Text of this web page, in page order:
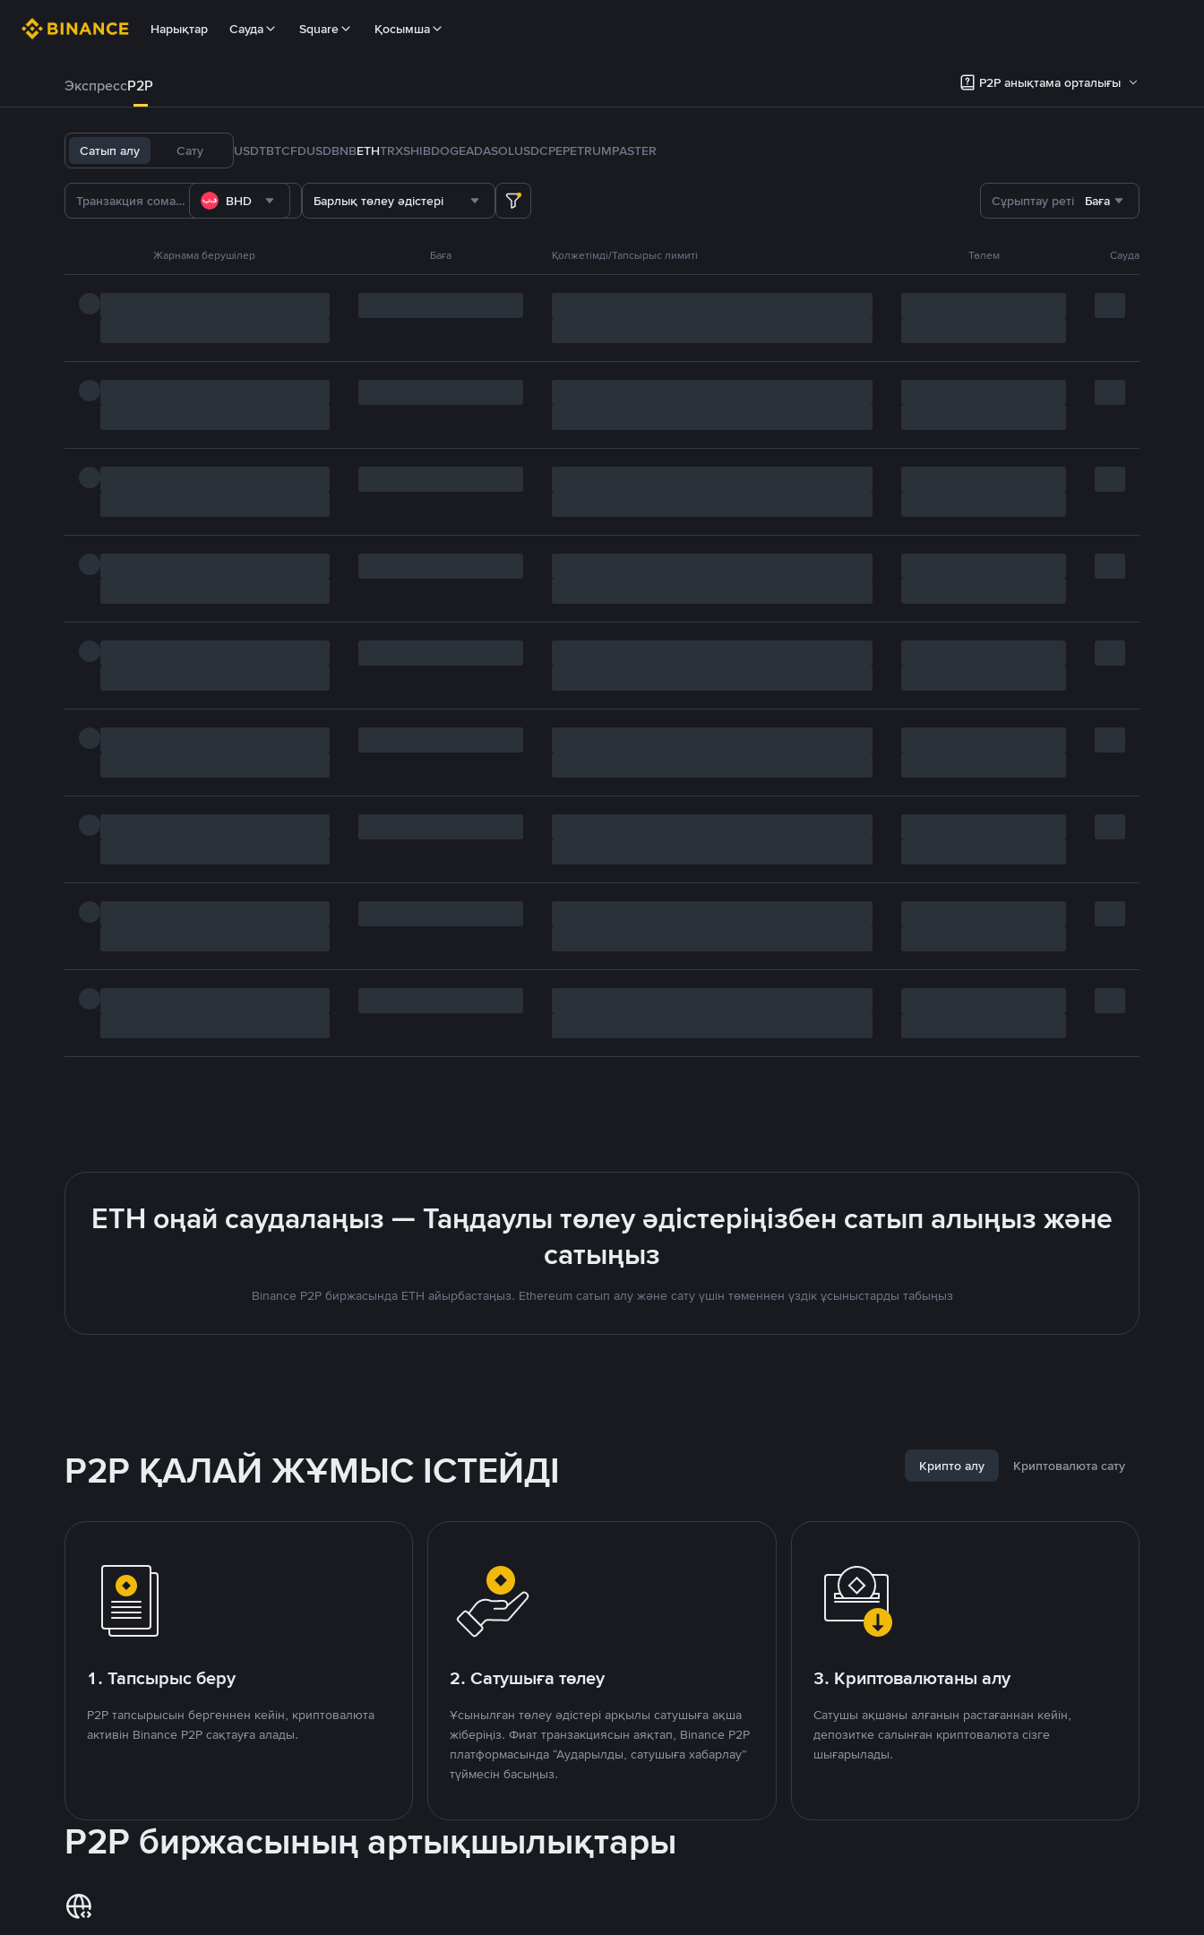
Нарықтар Сауда Square Қосымша
ЭкспрессP2P P2P анықтама орталығы
Сатып алу Сату USDTBTCFDUSDBNBETHTRXSHIBDOGEADASOLUSDCPEPETRUMPASTER
BHD Барлық төлеу әдістері Сұрыптау реті Баға
Жарнама берушілер Баға Қолжетімді/Тапсырыс лимиті Төлем Сауда
ETH оңай саудалаңыз — Таңдаулы төлеу әдістеріңізбен сатып алыңыз және
сатыңыз
Binance P2P биржасында ETH айырбастаңыз. Ethereum сатып алу және сату үшін төменнен үздік ұсыныстарды табыңыз
P2P ҚАЛАЙ ЖҰМЫС ІСТЕЙДІ Крипто алу Криптовалюта сату
1. Тапсырыс беру
P2P тапсырысын бергеннен кейін, криптовалюта
активін Binance P2P сақтауға алады.
2. Сатушыға төлеу
Ұсынылған төлеу әдістері арқылы сатушыға ақша
жіберіңіз. Фиат транзакциясын аяқтап, Binance P2P
платформасында “Аударылды, сатушыға хабарлау”
түймесін басыңыз.
3. Криптовалютаны алу
Сатушы ақшаны алғанын растағаннан кейін,
депозитке салынған криптовалюта сізге
шығарылады.
P2P биржасының артықшылықтары